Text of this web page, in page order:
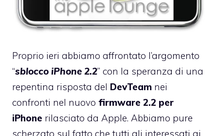
Proprio ieri abbiamo affrontato l’argomento
“sblocco iPhone 2.2” con la speranza di una
repentina risposta del DevTeam nei
confronti nel nuovo firmware 2.2 per
iPhone rilasciato da Apple. Abbiamo pure
scherzato sul fatto che tutti gli interessati ai